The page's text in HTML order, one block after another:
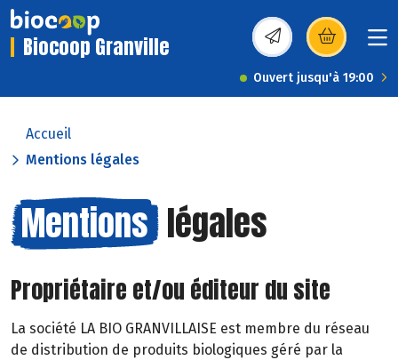
Biocoop Granville (s’ouvre dans une
Ouvert jusqu'à 19:00
Accueil
Mentions légales
Mentions légales
Propriétaire et/ou éditeur du site
La société LA BIO GRANVILLAISE est membre du réseau
de distribution de produits biologiques géré par la